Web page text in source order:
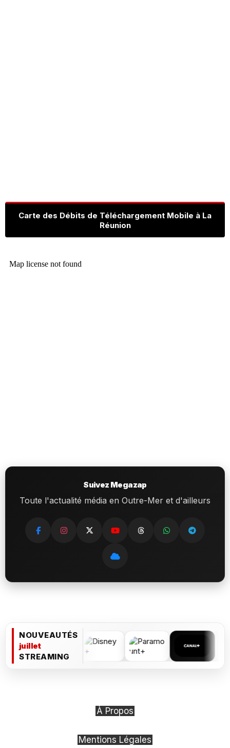
Carte des Débits de Téléchargement Mobile à La
Réunion
Suivez Megazap
Toute l'actualité média en Outre-Mer et d'ailleurs
NOUVEAUTÉS
juillet
STREAMING
À Propos
Mentions Légales